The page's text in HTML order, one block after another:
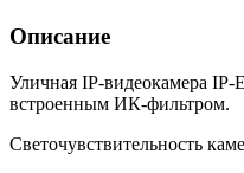
Описание
Уличная IP-видеокамера
встроенным ИК-фильтром.
Светочувствительность